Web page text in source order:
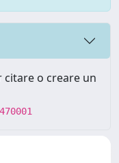
o creare un